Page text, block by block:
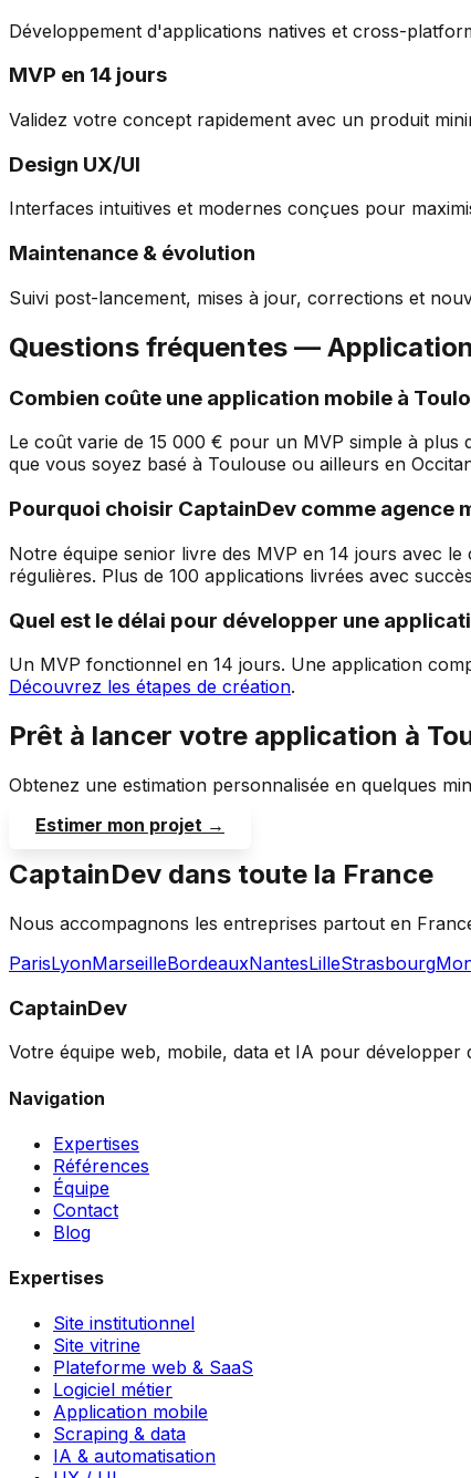
Développement d'applications natives et cross-
MVP en 14 jours
Validez votre concept rapidement avec un produit
Design UX/UI
Interfaces intuitives et modernes conçues pour
Maintenance & évolution
Suivi post-lancement, mises à jour, corrections et
Questions fréquentes —
Combien coûte une application mobile à
Le coût varie de 15 000 € pour un MVP simple à
que vous soyez basé à Toulouse ou ailleurs en
Pourquoi choisir CaptainDev comme agence
Notre équipe senior livre des MVP en 14 jours avec
régulières. Plus de 100 applications livrées avec
Quel est le délai pour développer une
Un MVP fonctionnel en 14 jours. Une application
Découvrez les étapes de création.
Prêt à lancer votre application à
Obtenez une estimation personnalisée en quelques
Estimer mon projet →
CaptainDev dans toute la France
Nous accompagnons les entreprises partout en
ParisLyonMarseilleBordeauxNantesLilleStrasbourg
CaptainDev
Votre équipe web, mobile, data et IA pour développer
Navigation
Expertises
Références
Équipe
Contact
Blog
Expertises
Site institutionnel
Site vitrine
Plateforme web & SaaS
Logiciel métier
Application mobile
Scraping & data
IA & automatisation